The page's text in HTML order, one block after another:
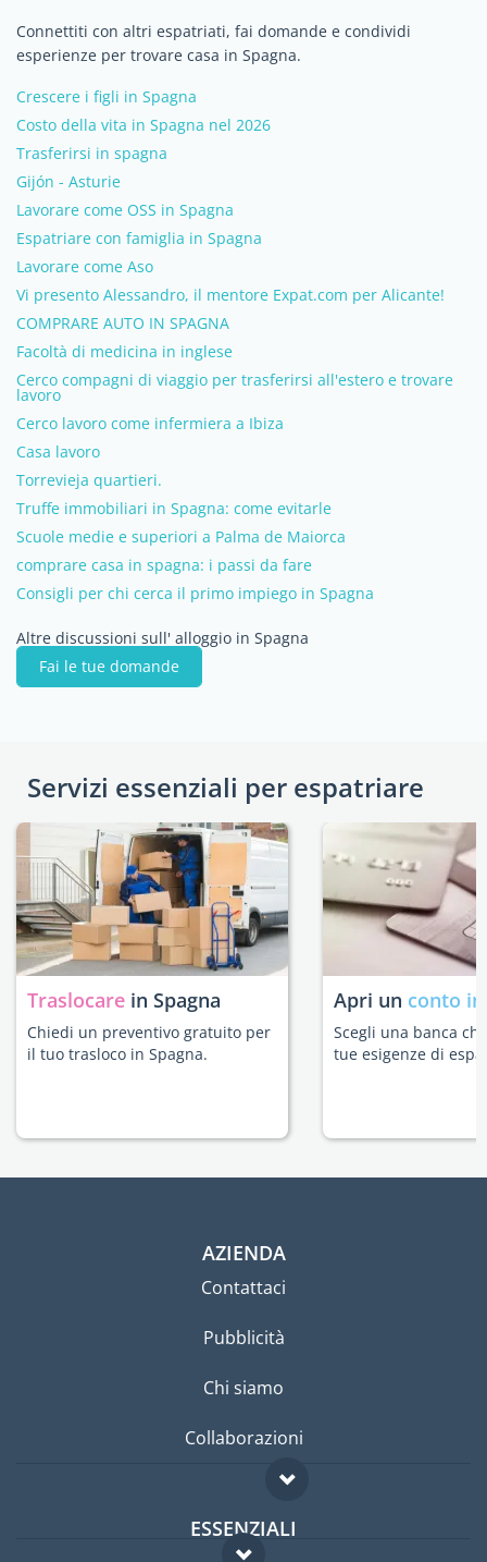
Connettiti con altri espatriati, fai domande e condividi
esperienze per trovare casa in Spagna.
Crescere i figli in Spagna
Costo della vita in Spagna nel 2026
Trasferirsi in spagna
Gijón - Asturie
Lavorare come OSS in Spagna
Espatriare con famiglia in Spagna
Lavorare come Aso
Vi presento Alessandro, il mentore Expat.com per Alicante!
COMPRARE AUTO IN SPAGNA
Facoltà di medicina in inglese
Cerco compagni di viaggio per trasferirsi all'estero e trovare
lavoro
Cerco lavoro come infermiera a Ibiza
Casa lavoro
Torrevieja quartieri.
Truffe immobiliari in Spagna: come evitarle
Scuole medie e superiori a Palma de Maiorca
comprare casa in spagna: i passi da fare
Consigli per chi cerca il primo impiego in Spagna
Altre discussioni sull' alloggio in Spagna
Fai le tue domande
Servizi essenziali per espatriare
Traslocare in Spagna
Chiedi un preventivo gratuito per
il tuo trasloco in Spagna.
Apri un conto
Scegli una banca
tue esigenze di
AZIENDA
Contattaci
Pubblicità
Chi siamo
Collaborazioni
ESSENZIALI